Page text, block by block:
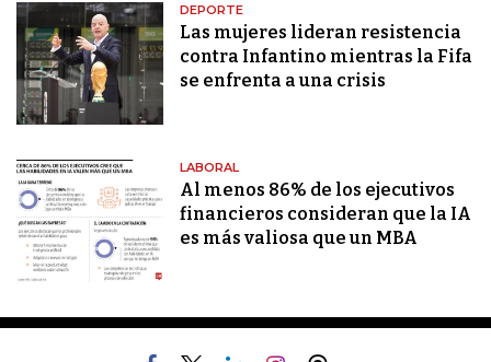
DEPORTE
Las mujeres lideran resistencia
contra Infantino mientras la Fifa
se enfrenta a una crisis
LABORAL
Al menos 86% de los ejecutivos
financieros consideran que la IA
es más valiosa que un MBA